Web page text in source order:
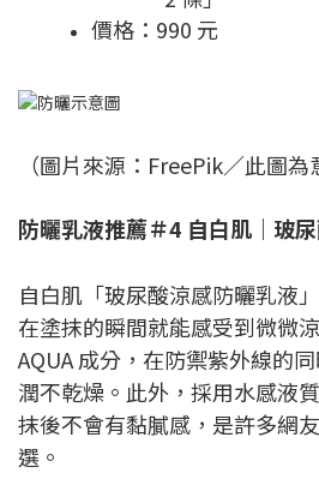
價格：990 元
（圖片來源：FreePik／此圖為
防曬乳液推薦＃4 自白肌｜玻
自白肌「玻尿酸涼感防曬乳液
在塗抹的瞬間就能感受到微微
AQUA 成分，在防禦紫外線的
潤不乾燥。此外，採用水感液
抹後不會有黏膩感，是許多網
選。